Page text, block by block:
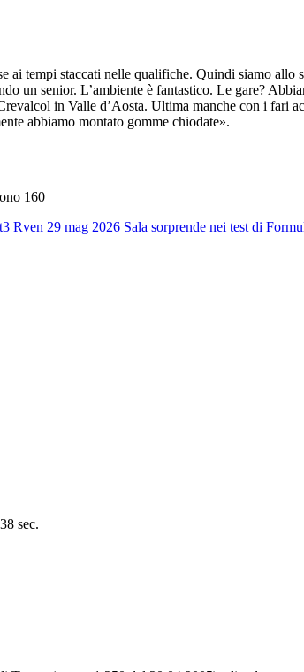
ai tempi staccati nelle qualifiche. Quindi siamo
un senior. L’ambiente è fantastico. Le gare?
in Valle d’Aosta. Ultima manche con i fari
abbiamo montato gomme chiodate».
160
Rven 29 mag 2026 Sala sorprende nei test di
sec.